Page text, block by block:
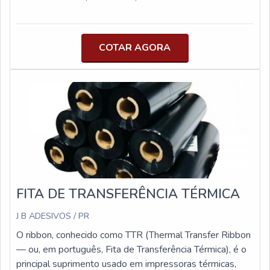
COTAR AGORA
FITA DE TRANSFERÊNCIA TÉRMICA
J B ADESIVOS / PR
O ribbon, conhecido como TTR (Thermal Transfer Ribbon
— ou, em português, Fita de Transferência Térmica), é o
principal suprimento usado em impressoras térmicas,